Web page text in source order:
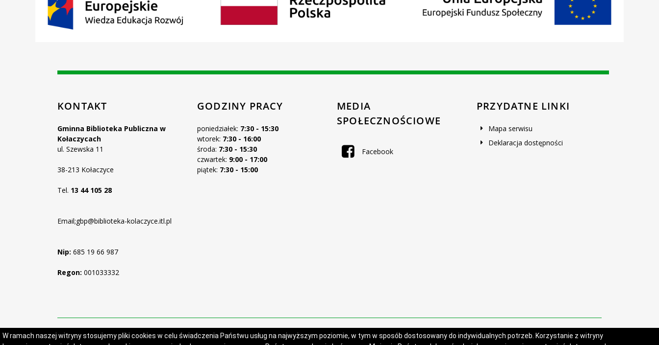
W ramach naszej witryny stosujemy pliki cookies w celu świadczenia Państwu usług na najwyższym poziomie, w tym w sposób dostosowany do indywidualnych potrzeb. Korzystanie z witryny
KONTAKT
Gminna Biblioteka Publiczna w
Kołaczycach
ul. Szewska 11
38-213 Kołaczyce
Tel. 13 44 105 28
Email;gbp@biblioteka-kolaczyce.itl.pl
Nip: 685 19 66 987
Regon: 001033332
GODZINY PRACY
poniedziałek: 7:30 - 15:30
wtorek: 7:30 - 16:00
środa: 7:30 - 15:30
czwartek: 9:00 - 17:00
piątek: 7:30 - 15:00
MEDIA
SPOŁECZNOŚCIOWE
Facebook
PRZYDATNE LINKI
Mapa serwisu
Deklaracja dostępności
Projekt i wykonanie:Logonet Sp. z o.o.